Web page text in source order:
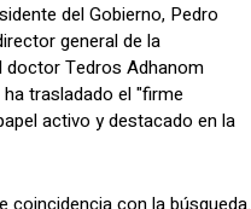
del Gobierno, Pedro
general de la
doctor Tedros Adhanom
trasladado el "firme
activo y destacado en la